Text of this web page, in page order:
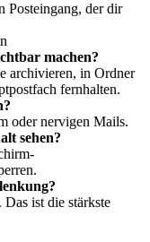
Posteingang, der dir
machen?
archivieren, in Ordner
fernhalten.
oder nervigen Mails.
sehen?
ist die stärkste